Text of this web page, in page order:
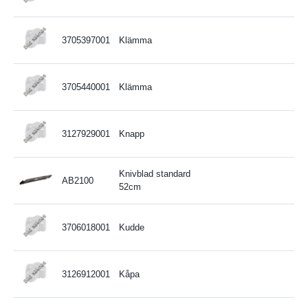
3705397001 Klämma
3705440001 Klämma
3127929001 Knapp
AB2100
Knivblad standard
52cm
3706018001 Kudde
3126912001 Kåpa